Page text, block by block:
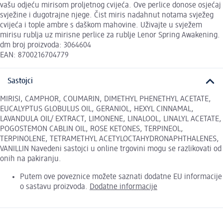
vašu odjeću mirisom proljetnog cvijeća. Ove perlice donose osjećaj
svježine i dugotrajne njege. Čist miris nadahnut notama svježeg
cvijeća i tople ambre s daškom mahovine. Uživajte u svježem
mirisu rublja uz mirisne perlice za rublje Lenor Spring Awakening.
dm broj proizvoda: 3064604
EAN: 8700216704779
Sastojci
MIRISI, CAMPHOR, COUMARIN, DIMETHYL PHENETHYL ACETATE,
EUCALYPTUS GLOBULUS OIL, GERANIOL, HEXYL CINNAMAL,
LAVANDULA OIL/ EXTRACT, LIMONENE, LINALOOL, LINALYL ACETATE,
POGOSTEMON CABLIN OIL, ROSE KETONES, TERPINEOL,
TERPINOLENE, TETRAMETHYL ACETYLOCTAHYDRONAPHTHALENES,
VANILLIN Navedeni sastojci u online trgovini mogu se razlikovati od
onih na pakiranju.
Putem ove poveznice možete saznati dodatne EU informacije
o sastavu proizvoda. Dodatne informacije